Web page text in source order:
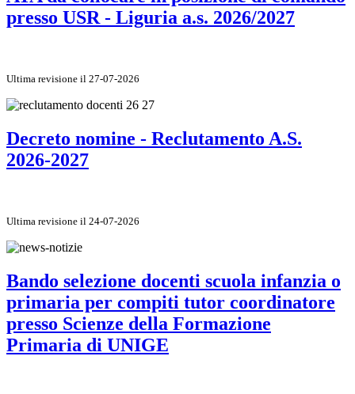
presso USR - Liguria a.s. 2026/2027
Ultima revisione il 27-07-2026
Decreto nomine - Reclutamento A.S.
2026-2027
Ultima revisione il 24-07-2026
Bando selezione docenti scuola infanzia o
primaria per compiti tutor coordinatore
presso Scienze della Formazione
Primaria di UNIGE